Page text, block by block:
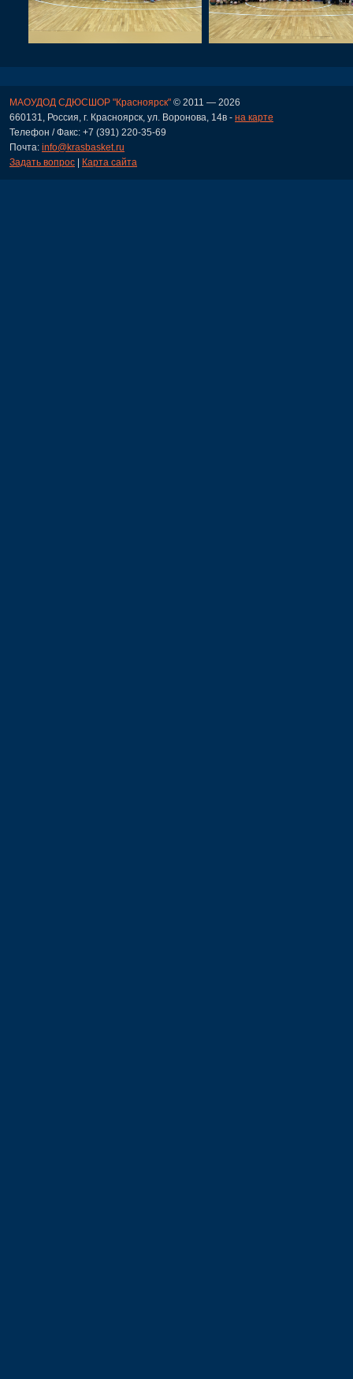
МАОУДОД СДЮСШОР "Красноярск" © 2011 — 2026
660131, Россия, г. Красноярск, ул. Воронова, 14в - на карте
Телефон / Факс: +7 (391) 220-35-69
Почта: info@krasbasket.ru
Задать вопрос | Карта сайта